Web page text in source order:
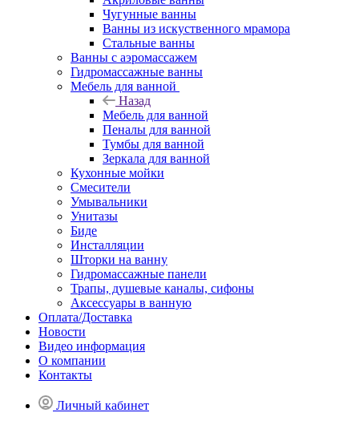
Чугунные ванны
Ванны из искуственного мрамора
Стальные ванны
Ванны с аэромассажем
Гидромассажные ванны
Мебель для ванной
Назад
Мебель для ванной
Пеналы для ванной
Тумбы для ванной
Зеркала для ванной
Кухонные мойки
Смесители
Умывальники
Унитазы
Биде
Инсталляции
Шторки на ванну
Гидромассажные панели
Трапы, душевые каналы, сифоны
Аксессуары в ванную
Оплата/Доставка
Новости
Видео информация
О компании
Контакты
Личный кабинет